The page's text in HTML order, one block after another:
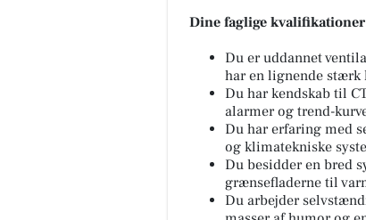
Dine faglige
Du er uddannet
har en lignende stærk
Du har kendskab til
alarmer og trend-
Du har erfaring med
og klimatekniske
Du besidder en bred
grænsefladerne til
Du arbejder